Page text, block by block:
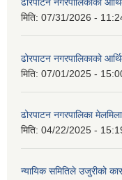
ढोरपाटन नगरपालिकाको
मिति: 07/31/2026 -
ढोरपाटन नगरपालिकाको
मिति: 07/01/2025 -
ढोरपाटन नगरपालिका
मिति: 04/22/2025 -
न्यायिक समितिले उजुरीको